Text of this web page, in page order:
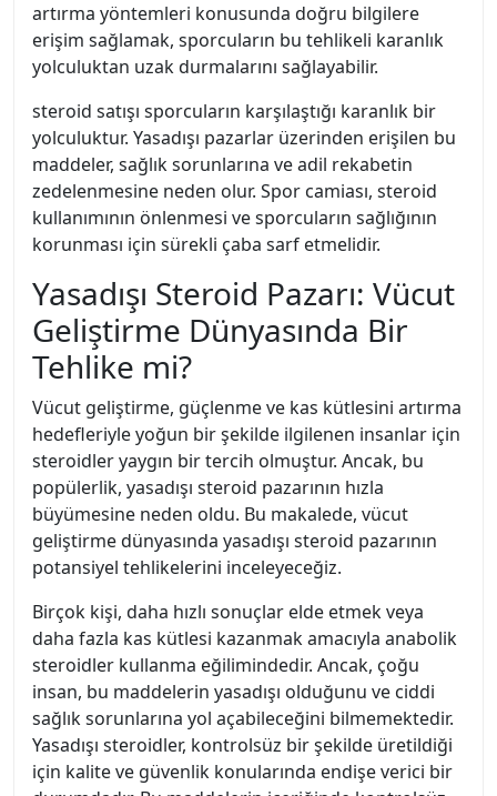
artırma yöntemleri konusunda doğru bilgilere
erişim sağlamak, sporcuların bu tehlikeli karanlık
yolculuktan uzak durmalarını sağlayabilir.
steroid satışı sporcuların karşılaştığı karanlık bir
yolculuktur. Yasadışı pazarlar üzerinden erişilen bu
maddeler, sağlık sorunlarına ve adil rekabetin
zedelenmesine neden olur. Spor camiası, steroid
kullanımının önlenmesi ve sporcuların sağlığının
korunması için sürekli çaba sarf etmelidir.
Yasadışı Steroid Pazarı: Vücut
Geliştirme Dünyasında Bir
Tehlike mi?
Vücut geliştirme, güçlenme ve kas kütlesini artırma
hedefleriyle yoğun bir şekilde ilgilenen insanlar için
steroidler yaygın bir tercih olmuştur. Ancak, bu
popülerlik, yasadışı steroid pazarının hızla
büyümesine neden oldu. Bu makalede, vücut
geliştirme dünyasında yasadışı steroid pazarının
potansiyel tehlikelerini inceleyeceğiz.
Birçok kişi, daha hızlı sonuçlar elde etmek veya
daha fazla kas kütlesi kazanmak amacıyla anabolik
steroidler kullanma eğilimindedir. Ancak, çoğu
insan, bu maddelerin yasadışı olduğunu ve ciddi
sağlık sorunlarına yol açabileceğini bilmemektedir.
Yasadışı steroidler, kontrolsüz bir şekilde üretildiği
için kalite ve güvenlik konularında endişe verici bir